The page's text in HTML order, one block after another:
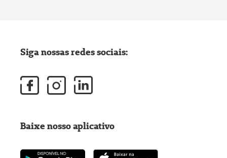
Siga nossas redes sociais:
Baixe nosso aplicativo